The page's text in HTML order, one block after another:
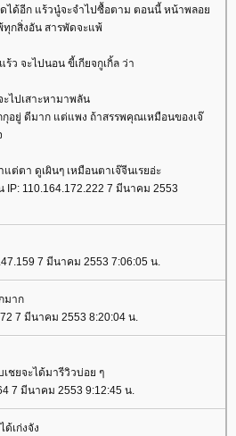
ดได้อีก แร้วนู๋จะจำไปซื้อตาม ตอนนี้ หน้าพลอ
กสิ่งอัน สารพัดจะแพ้
ว จะไปนอน ขี้เกียจกูเกิ้ล ว่า
ไปเสาะหามาพลัน
กุอยู่ ดีมาก แต่แพง ถ้าสรรพคุณเหมือนของเจ๊
ต่ตา ดูเผินๆ เหมือนตาเจ๊จีนเรยอ่ะ
110.164.172.222 7 มีนาคม 2553
7 มีนาคม 2553 7:06:05 น.
มาก
7 มีนาคม 2553 8:20:04 น.
เชยจะได้มารีวิวบ่อย ๆ
7 มีนาคม 2553 9:12:45 น.
เก่งจัง